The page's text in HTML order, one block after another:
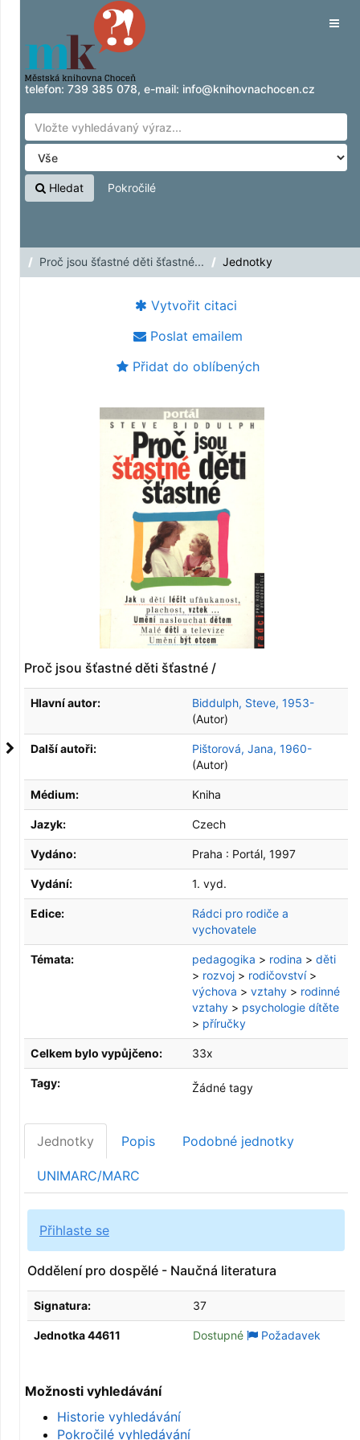
Přeskočit na obsah
telefon: 739 385 078, e-mail: info@knihovnachocen.cz
Hledat Pokročilé
Proč jsou šťastné děti šťastné... Jednotky
Vytvořit citaci
Poslat emailem
Přidat do oblíbených
Proč jsou šťastné děti šťastné /
Hlavní autor:
Biddulph, Steve, 1953-
(Autor)
Další autoři:
Pištorová, Jana, 1960-
(Autor)
Médium: Kniha
Jazyk: Czech
Vydáno: Praha : Portál, 1997
Vydání: 1. vyd.
Edice:
Rádci pro rodiče a
vychovatele
Témata: pedagogika > rodina > děti
> rozvoj > rodičovství>
výchova > vztahy > rodinné
vztahy > psychologie dítěte
> příručky
Celkem bylo vypůjčeno: 33x
Tagy: Žádné tagy
Jednotky Popis Podobné jednotky
UNIMARC/MARC
Přihlaste se
Oddělení pro dospělé - Naučná literatura
Signatura: 37
Jednotka 44611 Dostupné Požadavek
Možnosti vyhledávání
Historie vyhledávání
Pokročilé vyhledávání